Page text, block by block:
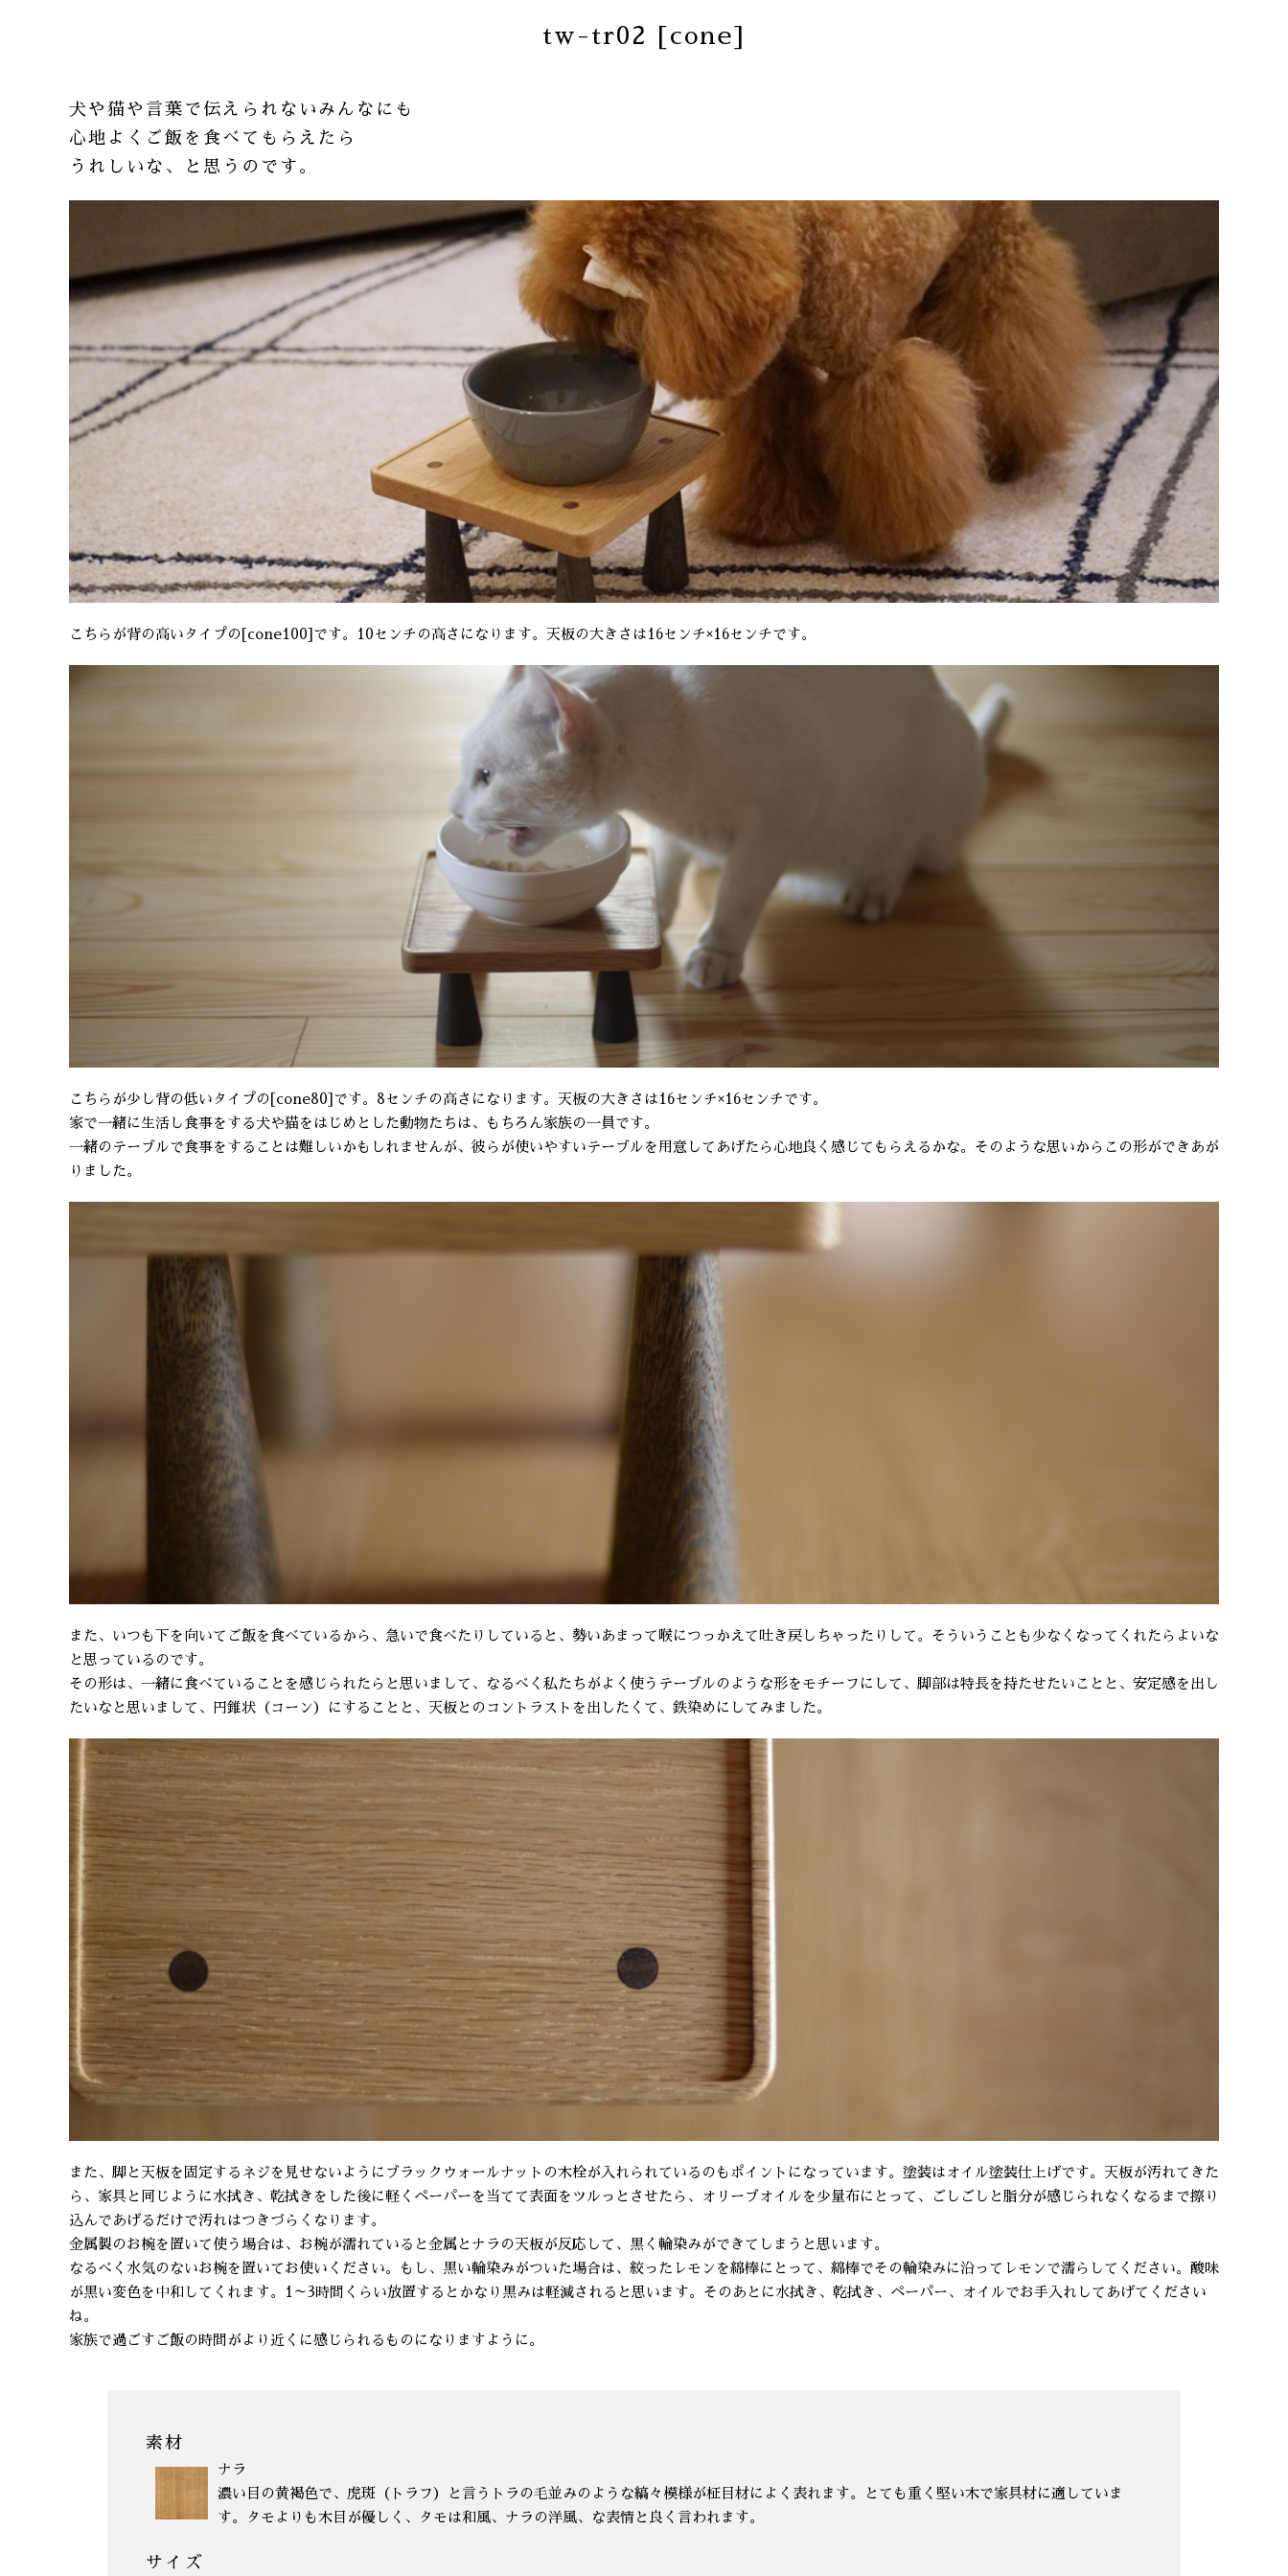
tw-tr02 [cone]
犬や猫や言葉で伝えられないみんなにも
心地よくご飯を食べてもらえたら
うれしいな、と思うのです。
こちらが背の高いタイプの[cone100]です。10センチの高さになります。天板の大きさは16センチ×16センチです。
こちらが少し背の低いタイプの[cone80]です。8センチの高さになります。天板の大きさは16センチ×16センチです。
家で一緒に生活し食事をする犬や猫をはじめとした動物たちは、もちろん家族の一員です。
一緒のテーブルで食事をすることは難しいかもしれませんが、彼らが使いやすいテーブルを用意してあげたら心地良く感じてもらえるかな。そのような思いからこの形ができあが
りました。
また、いつも下を向いてご飯を食べているから、急いで食べたりしていると、勢いあまって喉につっかえて吐き戻しちゃったりして。そういうことも少なくなってくれたらよいな
と思っているのです。
その形は、一緒に食べていることを感じられたらと思いまして、なるべく私たちがよく使うテーブルのような形をモチーフにして、脚部は特長を持たせたいことと、安定感を出し
たいなと思いまして、円錐状（コーン）にすることと、天板とのコントラストを出したくて、鉄染めにしてみました。
また、脚と天板を固定するネジを見せないようにブラックウォールナットの木栓が入れられているのもポイントになっています。塗装はオイル塗装仕上げです。天板が汚れてきた
ら、家具と同じように水拭き、乾拭きをした後に軽くペーパーを当てて表面をツルっとさせたら、オリーブオイルを少量布にとって、ごしごしと脂分が感じられなくなるまで擦り
込んであげるだけで汚れはつきづらくなります。
金属製のお椀を置いて使う場合は、お椀が濡れていると金属とナラの天板が反応して、黒く輪染みができてしまうと思います。
なるべく水気のないお椀を置いてお使いください。もし、黒い輪染みがついた場合は、絞ったレモンを綿棒にとって、綿棒でその輪染みに沿ってレモンで濡らしてください。酸味
が黒い変色を中和してくれます。1～3時間くらい放置するとかなり黒みは軽減されると思います。そのあとに水拭き、乾拭き、ペーパー、オイルでお手入れしてあげてください
ね。
家族で過ごすご飯の時間がより近くに感じられるものになりますように。
素材
ナラ
濃い目の黄褐色で、虎斑（トラフ）と言うトラの毛並みのような縞々模様が柾目材によく表れます。とても重く堅い木で家具材に適していま
す。タモよりも木目が優しく、タモは和風、ナラの洋風、な表情と良く言われます。
サイズ